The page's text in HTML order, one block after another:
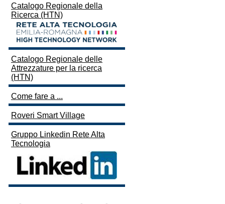
Catalogo Regionale della
Ricerca (HTN)
Catalogo Regionale delle
Attrezzature per la ricerca
(HTN)
Come fare a ...
Roveri Smart Village
Gruppo Linkedin Rete Alta
Tecnologia